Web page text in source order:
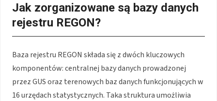
Jak zorganizowane są bazy danych
rejestru REGON?
Baza rejestru REGON składa się z dwóch kluczowych
komponentów: centralnej bazy danych prowadzonej
przez GUS oraz terenowych baz danych funkcjonujących w
16 urzędach statystycznych. Taka struktura umożliwia